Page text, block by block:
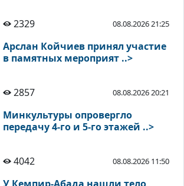
2329 08.08.2026 21:25
Арслан Койчиев принял участие
в памятных мероприят ..>
2857 08.08.2026 20:21
Минкультуры опровергло
передачу 4-го и 5-го этажей ..>
4042 08.08.2026 11:50